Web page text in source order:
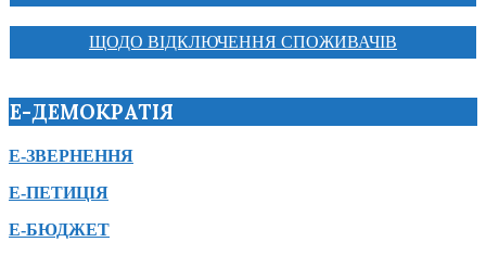
ЩОДО ВІДКЛЮЧЕННЯ СПОЖИВАЧІВ
Е-ДЕМОКРАТІЯ
Е-ЗВЕРНЕННЯ
Е-ПЕТИЦІЯ
Е-БЮДЖЕТ